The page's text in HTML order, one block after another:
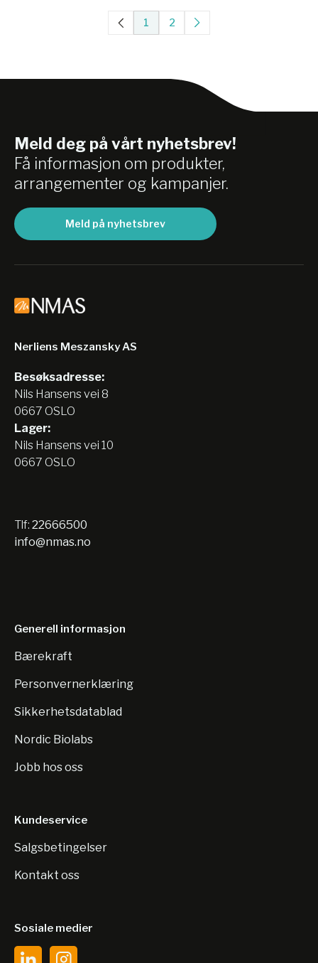
1 2
Meld deg på vårt nyhetsbrev!
Få informasjon om produkter,
arrangementer og kampanjer.
Meld på nyhetsbrev
Nerliens Meszansky AS
Besøksadresse:
Nils Hansens vei 8
0667 OSLO
Lager:
Nils Hansens vei 10
0667 OSLO
Tlf: 22666500
info@nmas.no
Generell informasjon
Bærekraft
Personvernerklæring
Sikkerhetsdatablad
Nordic Biolabs
Jobb hos oss
Kundeservice
Salgsbetingelser
Kontakt oss
Sosiale medier